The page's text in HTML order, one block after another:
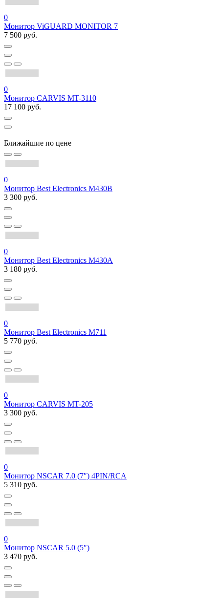
0
Монитор ViGUARD MONITOR 7
7 500 руб.
0
Монитор CARVIS MT-3110
17 100 руб.
Ближайшие по цене
0
Монитор Best Electronics M430В
3 300 руб.
0
Монитор Best Electronics M430A
3 180 руб.
0
Монитор Best Electronics M711
5 770 руб.
0
Монитор CARVIS MT-205
3 300 руб.
0
Монитор NSCAR 7.0 (7″) 4PIN/RCA
5 310 руб.
0
Монитор NSCAR 5.0 (5″)
3 470 руб.